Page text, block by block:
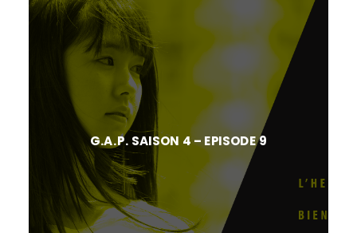
G.A.P. SAISON 4 – EPISODE 9